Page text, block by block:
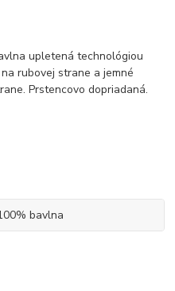
upletená technológiou
rubovej strane a jemné
Prstencovo dopriadaná.
bavlna